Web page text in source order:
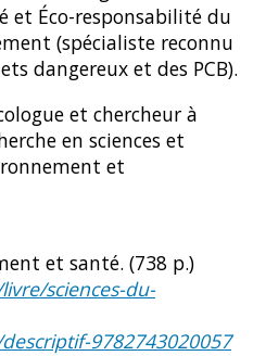
et Éco-responsabilité du
(spécialiste reconnu
dangereux et des PCB).
et chercheur à
en sciences et
et
et santé. (738 p.)
sciences-du-
9782743020057